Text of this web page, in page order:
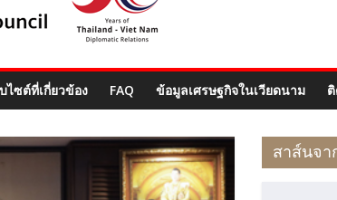
ไซต์ที่เกี่ยวข้อง FAQ ข้อมูลเศรษฐกิจในเวียดนาม
สาส์นจา